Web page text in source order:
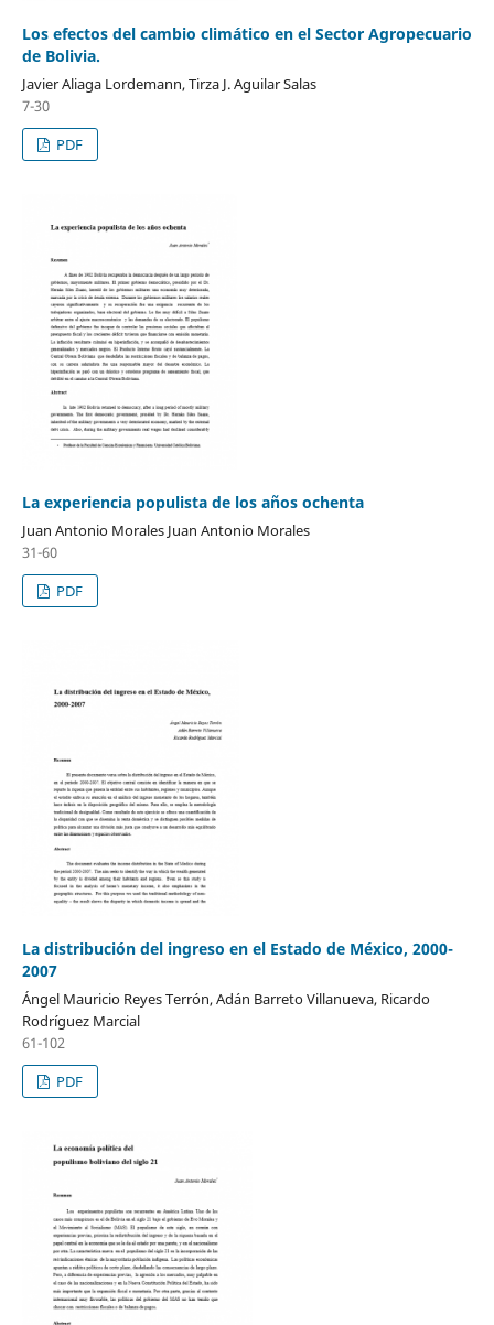
Los efectos del cambio climático en el Sector Agropecuario
de Bolivia.
Javier Aliaga Lordemann, Tirza J. Aguilar Salas
7-30
PDF
La experiencia populista de los años ochenta
Juan Antonio Morales Juan Antonio Morales
31-60
PDF
La distribución del ingreso en el Estado de México, 2000-
2007
Ángel Mauricio Reyes Terrón, Adán Barreto Villanueva, Ricardo
Rodríguez Marcial
61-102
PDF